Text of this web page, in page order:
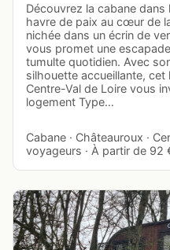
Découvrez la cabane
havre de paix au cœur de
nichée dans un écrin de
vous promet une
tumulte quotidien. Avec
silhouette accueillante,
Centre-Val de Loire vous
logement Type…
Cabane · Châteauroux ·
voyageurs · À partir de 92